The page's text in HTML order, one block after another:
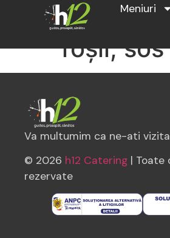
Meniuri
Dublu
roșii,
Va multumim ca ne-ati
© 2026 h12 Catering | Toate
rezervate